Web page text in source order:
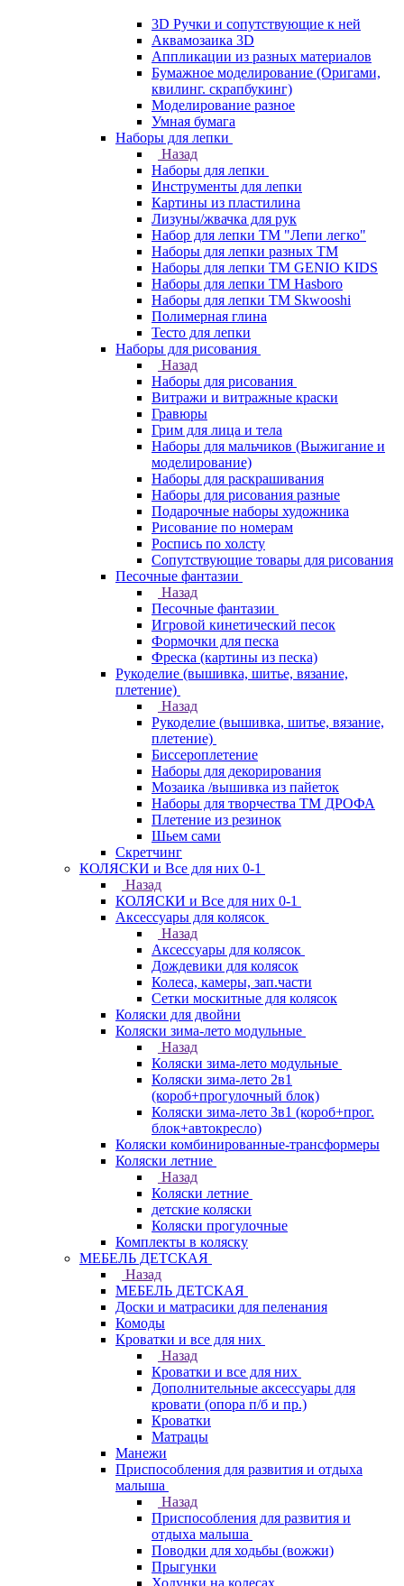
3D Ручки и сопутствующие к ней
Аквамозаика 3D
Аппликации из разных материалов
Бумажное моделирование (Оригами,
квилинг. скрапбукинг)
Моделирование разное
Умная бумага
Наборы для лепки
Назад
Наборы для лепки
Инструменты для лепки
Картины из пластилина
Лизуны/жвачка для рук
Набор для лепки ТМ "Лепи легко"
Наборы для лепки разных ТМ
Наборы для лепки ТМ GENIO KIDS
Наборы для лепки ТМ Hasboro
Наборы для лепки ТМ Skwooshi
Полимерная глина
Тесто для лепки
Наборы для рисования
Назад
Наборы для рисования
Витражи и витражные краски
Гравюры
Грим для лица и тела
Наборы для мальчиков (Выжигание и
моделирование)
Наборы для раскрашивания
Наборы для рисования разные
Подарочные наборы художника
Рисование по номерам
Роспись по холсту
Сопутствующие товары для рисования
Песочные фантазии
Назад
Песочные фантазии
Игровой кинетический песок
Формочки для песка
Фреска (картины из песка)
Рукоделие (вышивка, шитье, вязание,
плетение)
Назад
Рукоделие (вышивка, шитье, вязание,
плетение)
Биссероплетение
Наборы для декорирования
Мозаика /вышивка из пайеток
Наборы для творчества ТМ ДРОФА
Плетение из резинок
Шьем сами
Скретчинг
КОЛЯСКИ и Все для них 0-1
Назад
КОЛЯСКИ и Все для них 0-1
Аксессуары для колясок
Назад
Аксессуары для колясок
Дождевики для колясок
Колеса, камеры, зап.части
Сетки москитные для колясок
Коляски для двойни
Коляски зима-лето модульные
Назад
Коляски зима-лето модульные
Коляски зима-лето 2в1
(короб+прогулочный блок)
Коляски зима-лето 3в1 (короб+прог.
блок+автокресло)
Коляски комбинированные-трансформеры
Коляски летние
Назад
Коляски летние
детские коляски
Коляски прогулочные
Комплекты в коляску
МЕБЕЛЬ ДЕТСКАЯ
Назад
МЕБЕЛЬ ДЕТСКАЯ
Доски и матрасики для пеленания
Комоды
Кроватки и все для них
Назад
Кроватки и все для них
Дополнительные аксессуары для
кровати (опора п/б и пр.)
Кроватки
Матрацы
Манежи
Приспособления для развития и отдыха
малыша
Назад
Приспособления для развития и
отдыха малыша
Поводки для ходьбы (вожжи)
Прыгунки
Ходунки на колесах